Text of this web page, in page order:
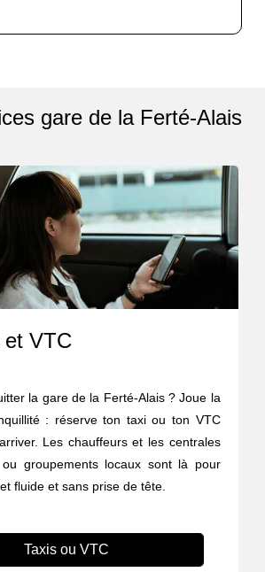
gare de la Ferté-Alais
et VTC
la gare de la Ferté-Alais ? Joue la
: réserve ton taxi ou ton VTC
Les chauffeurs et les centrales
groupements locaux sont là pour
fluide et sans prise de tête.
Taxis ou VTC